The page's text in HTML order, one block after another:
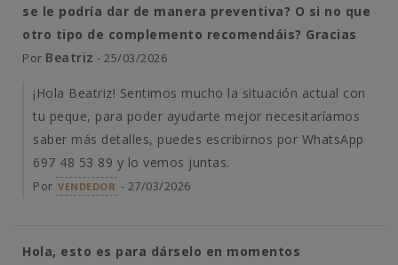
se le podría dar de manera preventiva? O si no que
otro tipo de complemento recomendáis? Gracias
Por Beatriz - 25/03/2026
¡Hola Beatriz! Sentimos mucho la situación actual con
tu peque, para poder ayudarte mejor necesitaríamos
saber más detalles, puedes escribirnos por WhatsApp
697 48 53 89 y lo vemos juntas.
Por VENDEDOR - 27/03/2026
Hola, esto es para dárselo en momentos